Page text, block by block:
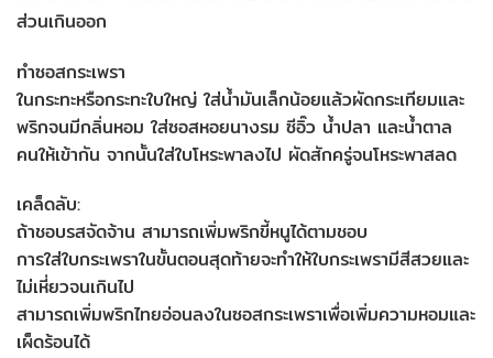
ส่วนเกินออก
ทำซอสกระเพรา
ในกระทะหรือกระทะใบใหญ่ ใส่น้ำมันเล็กน้อยแล้วผัดกระเทียมและ
พริกจนมีกลิ่นหอม ใส่ซอสหอยนางรม ซีอิ๊ว น้ำปลา และน้ำตาล
คนให้เข้ากัน จากนั้นใส่ใบโหระพาลงไป ผัดสักครู่จนโหระพาสลด
เคล็ดลับ:
ถ้าชอบรสจัดจ้าน สามารถเพิ่มพริกขี้หนูได้ตามชอบ
การใส่ใบกระเพราในขั้นตอนสุดท้ายจะทำให้ใบกระเพรามีสีสวยและ
ไม่เหี่ยวจนเกินไป
สามารถเพิ่มพริกไทยอ่อนลงในซอสกระเพราเพื่อเพิ่มความหอมและ
เผ็ดร้อนได้